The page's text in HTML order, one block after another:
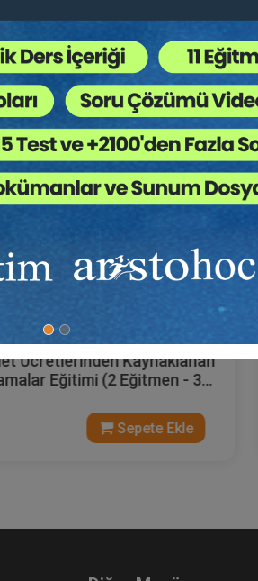
Ücretlerinden Kaynaklanan
Eğitimi (2 Eğitmen - 3
Sepete Ekle